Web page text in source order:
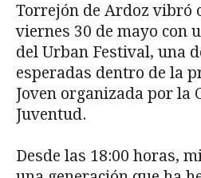
Torrejón de Ardoz vibró
viernes 30 de mayo con
del Urban Festival, una
esperadas dentro de la
Joven organizada por la
Juventud.
Desde las 18:00 horas,